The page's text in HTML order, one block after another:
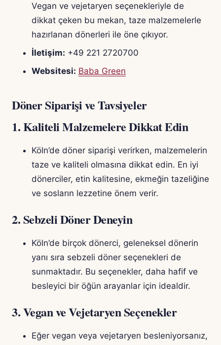
Vegan ve vejetaryen seçenekleriyle de
dikkat çeken bu mekan, taze malzemelerle
hazırlanan dönerleri ile öne çıkıyor.
İletişim: +49 221 2720700
Websitesi: Baba Green
Döner Siparişi ve Tavsiyeler
1.Kaliteli Malzemelere Dikkat Edin
Köln’de döner siparişi verirken, malzemelerin
taze ve kaliteli olmasına dikkat edin. En iyi
dönerciler, etin kalitesine, ekmeğin tazeliğine
ve sosların lezzetine önem verir.
2.Sebzeli Döner Deneyin
Köln’de birçok dönerci, geleneksel dönerin
yanı sıra sebzeli döner seçenekleri de
sunmaktadır. Bu seçenekler, daha hafif ve
besleyici bir öğün arayanlar için idealdir.
3.Vegan ve Vejetaryen Seçenekler
Eğer vegan veya vejetaryen besleniyorsanız,